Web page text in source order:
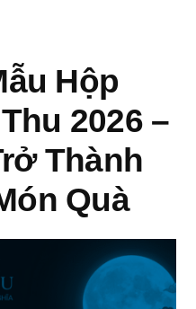
Hộp
2026 –
Thành
Quà